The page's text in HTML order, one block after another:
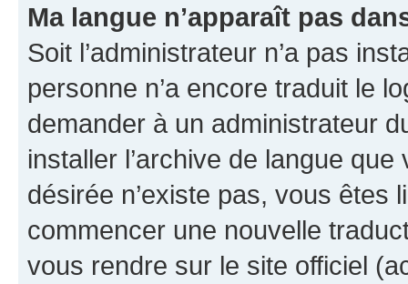
Ma langue n’apparaît pas
Soit l’administrateur n’a pas
personne n’a encore traduit le
demander à un administrateur
installer l’archive de langue
désirée n’existe pas, vous êtes
commencer une nouvelle
vous rendre sur le site officiel